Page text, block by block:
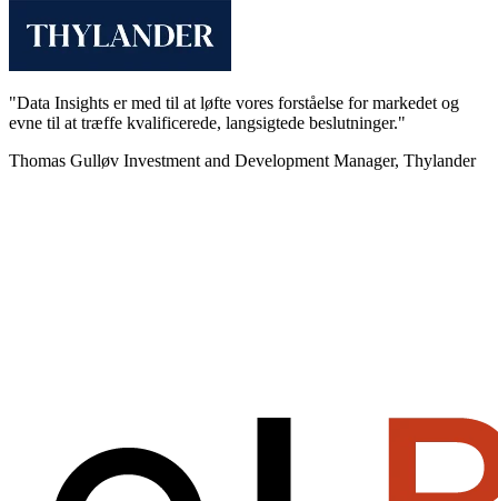
"Data Insights er med til at løfte vores forståelse for markedet og
evne til at træffe kvalificerede, langsigtede beslutninger."
Thomas Gulløv Investment and Development Manager, Thylander